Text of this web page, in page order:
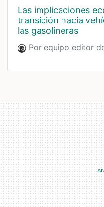
las implicaciones económicas de la
transición hacia
las gasolineras
Por equipo editor